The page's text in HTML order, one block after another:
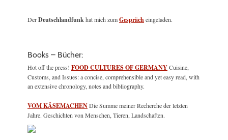
DerDeutschlandfunkhat mich zumGesprächeingeladen.
Books – Bücher:
Hot off the press! FOOD CULTURES OF GERMANYCuisine,
Customs, and Issues: a concise, comprehensible and yet easy read, with
an extensive chronology, notes and bibliography.
VOM KÄSEMACHENDie Summe meiner Recherche der letzten
Jahre. Geschichten von Menschen, Tieren, Landschaften.